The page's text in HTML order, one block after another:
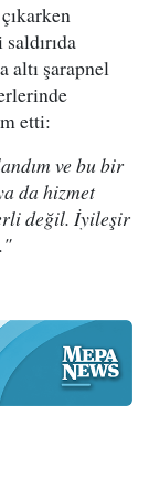
altı şarapnel
etti:
ve bu bir
da hizmet
değil. İyileşir